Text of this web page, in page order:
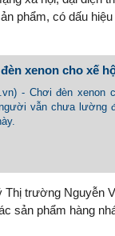
phẩm, có dấu
xenon cho xế
- Chơi đèn xenon
vẫn chưa lường
Thị trường Nguyễn
sản phẩm hàng
việc phải làm
và trên thực tế
học công
các cơ chế
đổi mới sáng